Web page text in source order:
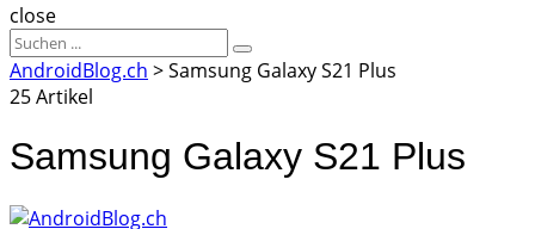
Suche
close
Sucheergebnisse
für
Suche
AndroidBlog.ch >Samsung Galaxy S21 Plus
25 Artikel
Samsung Galaxy S21 Plus